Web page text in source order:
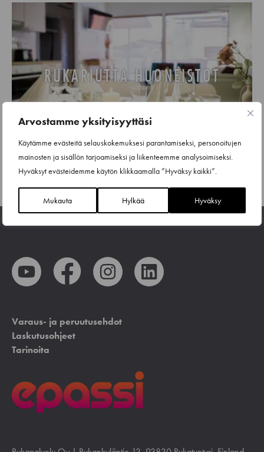
Arvostamme yksityisyyttäsi
Käytämme evästeitä selauskokemuksesi parantamiseksi, personoitujen
mainosten ja sisällön tarjoamiseksi ja liikenteemme analysoimiseksi.
Hyväksyt evästeidemme käytön klikkaamalla ”Hyväksy kaikki”.
Mukauta Hylkää Hyväksy
RUKARIUTTA HUONEISTOT
Varaus- ja peruutusehdot
Laskutusohjeet
Tarinoita